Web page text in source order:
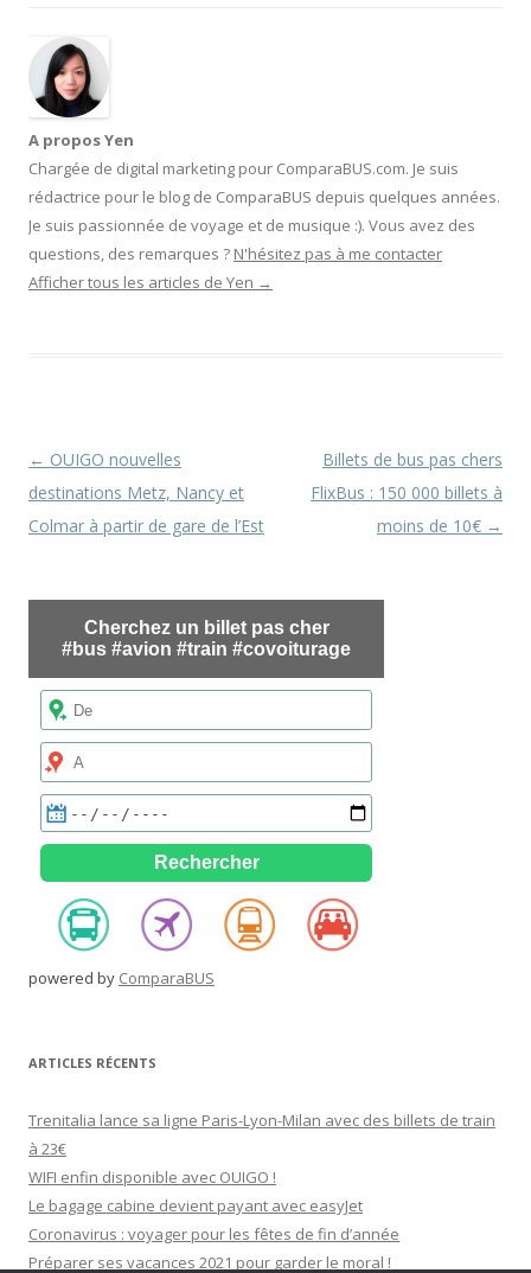
A propos Yen
Chargée de digital marketing pour ComparaBUS.com. Je suis
rédactrice pour le blog de ComparaBUS depuis quelques années.
Je suis passionnée de voyage et de musique :). Vous avez des
questions, des remarques ? N'hésitez pas à me contacter
Afficher tous les articles de Yen →
Navigation
des
articles
← OUIGO nouvelles
destinations Metz, Nancy et
Colmar à partir de gare de l’Est
Billets de bus pas chers
FlixBus : 150 000 billets à
moins de 10€ →
powered by ComparaBUS
ARTICLES RÉCENTS
Trenitalia lance sa ligne Paris-Lyon-Milan avec des billets de train
à 23€
WIFI enfin disponible avec OUIGO !
Le bagage cabine devient payant avec easyJet
Coronavirus : voyager pour les fêtes de fin d’année
Préparer ses vacances 2021 pour garder le moral !